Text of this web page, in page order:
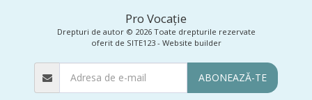
Pro Vocaţie
Drepturi de autor © 2026 Toate drepturile rezervate
oferit de SITE123- Website builder
ABONEAZĂ-TE